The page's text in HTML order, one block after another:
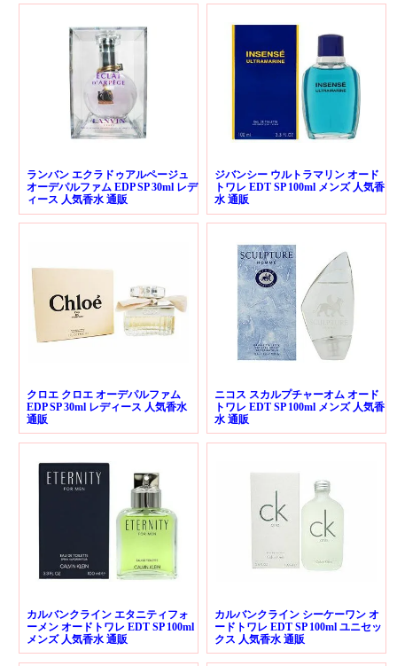
ランバン エクラドゥアルページュ
オーデパルファム EDP SP 30ml レデ
ィース 人気香水 通販
ジバンシー ウルトラマリン オード
トワレ EDT SP 100ml メンズ 人気香
水 通販
クロエ クロエ オーデパルファム
EDP SP 30ml レディース 人気香水
通販
ニコス スカルプチャーオム オード
トワレ EDT SP 100ml メンズ 人気香
水 通販
カルバンクライン エタニティフォ
ーメン オードトワレ EDT SP 100ml
メンズ 人気香水 通販
カルバンクライン シーケーワン オ
ードトワレ EDT SP 100ml ユニセッ
クス 人気香水 通販